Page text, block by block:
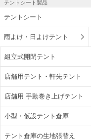
テントシート製品
テントシート
雨よけ・日よけテント
組立式開閉テント
店舗用テント・軒先テント
店舗用 手動巻き上げテント
小型・仮設テント倉庫
テント倉庫の生地張替え